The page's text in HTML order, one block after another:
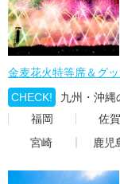
金麦花火特等席＆グ
CHECK!
九州・沖縄
福岡
佐賀
宮崎
鹿児